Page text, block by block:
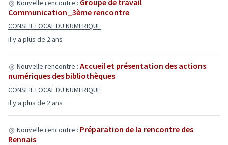
il y a plus de 2 ans
Nouvelle rencontre : Groupe de travail
Communication_3ème rencontre
CONSEIL LOCAL DU NUMERIQUE
il y a plus de 2 ans
Nouvelle rencontre : Accueil et présentation des actions
numériques des bibliothèques
CONSEIL LOCAL DU NUMERIQUE
Nouvelle rencontre : Préparation de la rencontre des
Rennais